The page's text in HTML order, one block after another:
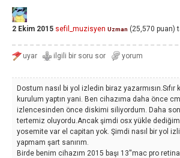
2 Ekim 2015 sefil_muzisyen Uzman (25,570 puan)
Dostum nasıl bi yol izledin biraz
kurulum yaptın yani. Ben cihazıma daha önce
izlencesinden önce diskimi siliyordum. Daha
tertemiz oluyordu.Ancak şimdi osx yükle
yosemite var el capitan yok. Şimdi nasıl bir yol
yapmam şart sanırım.
Birde benim cihazım 2015 başı 13''mac pro